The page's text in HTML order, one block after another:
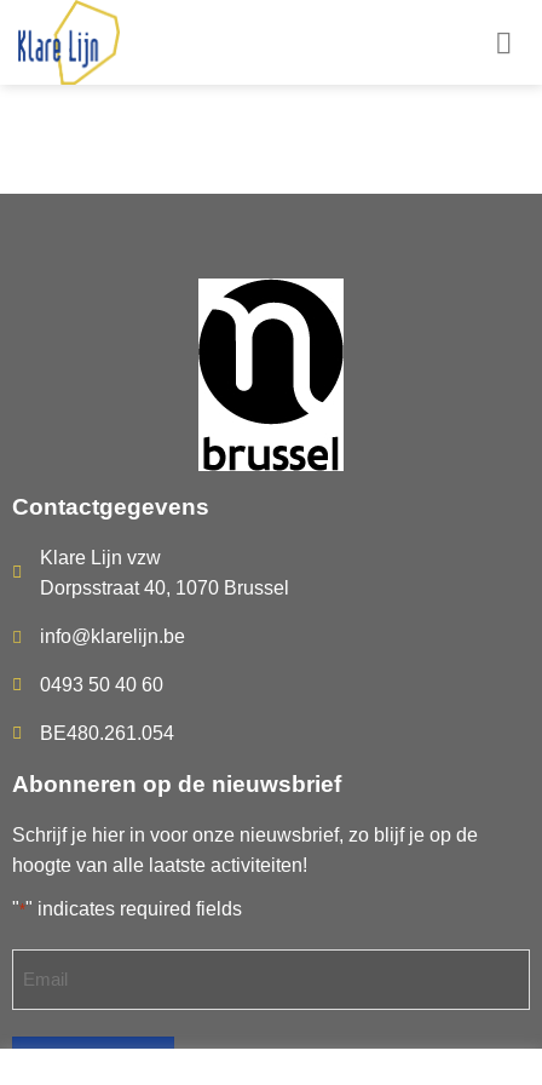
Contactgegevens
Klare Lijn vzw
Dorpsstraat 40, 1070 Brussel
info@klarelijn.be
0493 50 40 60
BE480.261.054
Abonneren op de nieuwsbrief
Schrijf je hier in voor onze nieuwsbrief, zo blijf je op de
hoogte van alle laatste activiteiten!
"*" indicates required fields